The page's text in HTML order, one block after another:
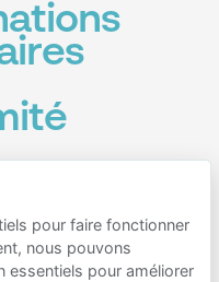
pour faire fonctionner
nous pouvons
essentiels pour améliorer